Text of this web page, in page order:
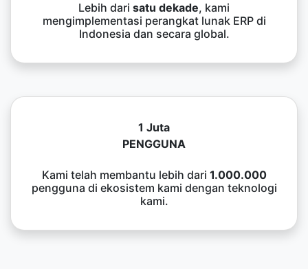
Lebih dari satu dekade, kami
mengimplementasi perangkat lunak ERP di
Indonesia dan secara global.
1 Juta
PENGGUNA
Kami telah membantu lebih dari 1.000.000
pengguna di ekosistem kami dengan teknologi
kami.